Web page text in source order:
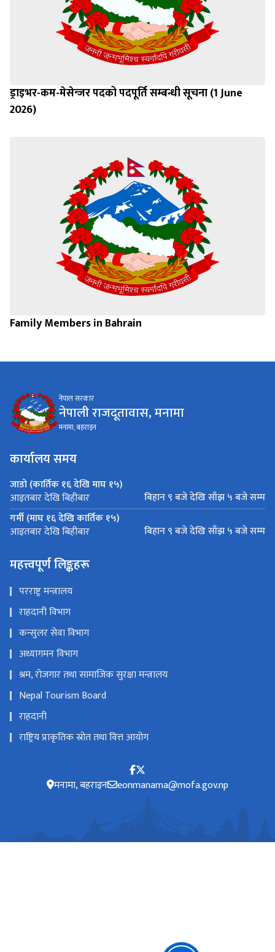
ड्राइभर-कम-मेसेन्जर पदको पदपूर्ति सम्बन्धी सूचना (1 June
2026)
Family Members in Bahrain
नेपाल सरकार
नेपाली राजदूतावास, मनामा
मनामा, बहराइन
कार्यालय समय
जाडो (कार्तिक १६ देखि माघ १५)
आइतबार देखि बिहीबार
बिहान ९ बजे देखि साँझ ५ बजे सम्म
गर्मी (माघ १६ देखि कार्तिक १५)
आइतबार देखि बिहीबार बिहान ९ बजे देखि साँझ ५ बजे सम्म
महत्त्वपूर्ण लिङ्कहरू
परराष्ट्र मन्त्रालय
राहदानी विभाग
कन्सुलर सेवा विभाग
अध्यागमन विभाग
श्रम, रोजगार तथा सामाजिक सुरक्षा मन्त्रालय
Nepal Tourism Board
राहदानी
राष्ट्रिय प्राकृतिक स्रोत तथा वित्त आयोग
मनामा, बहराइन eonmanama@mofa.gov.np